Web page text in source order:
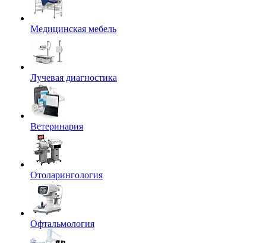
Медицинская мебель
Лучевая диагностика
Ветеринария
Отоларингология
Офтальмология